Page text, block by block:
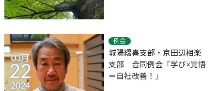
03月
22
2024
例会
城陽綴喜支部・京田辺相楽
支部 合同例会「学び×覚悟
＝自社改善！」